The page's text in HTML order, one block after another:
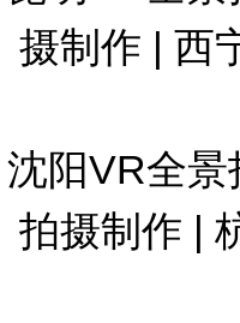
摄制作 | 西
沈阳VR全景
拍摄制作 |